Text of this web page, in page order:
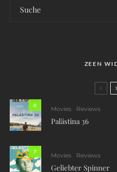
ZEEN
0
Movies Reviews
Palästina 36
7
Movies Reviews
Geliebter Spinner